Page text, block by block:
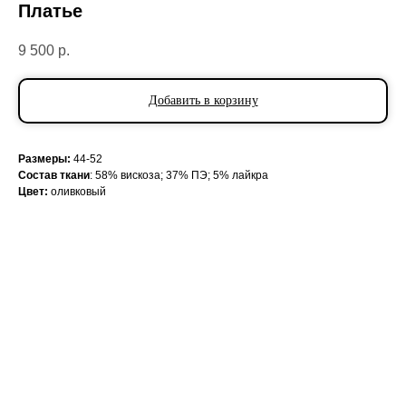
Платье
9 500 р.
Добавить в корзину
Размеры: 44-52
Состав ткани: 58% вискоза; 37% ПЭ; 5% лайкра
Цвет: оливковый